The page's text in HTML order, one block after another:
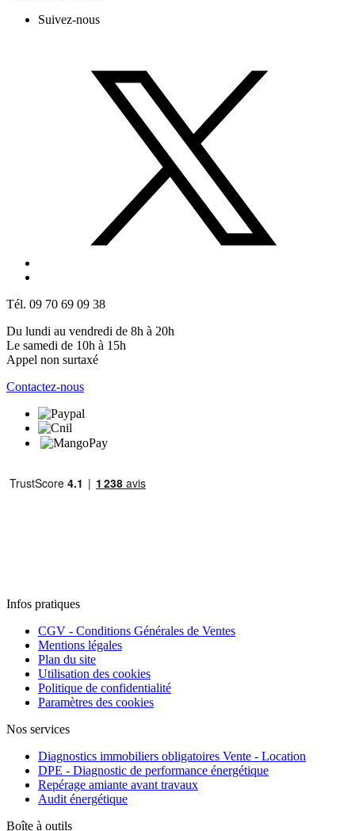
Suivez-nous
Tél. 09 70 69 09 38
Du lundi au vendredi de 8h à 20h
Le samedi de 10h à 15h
Appel non surtaxé
Contactez-nous
Infos pratiques
CGV - Conditions Générales de Ventes
Mentions légales
Plan du site
Utilisation des cookies
Politique de confidentialité
Paramètres des cookies
Nos services
Diagnostics immobiliers obligatoires Vente - Location
DPE - Diagnostic de performance énergétique
Repérage amiante avant travaux
Audit énergétique
Boîte à outils